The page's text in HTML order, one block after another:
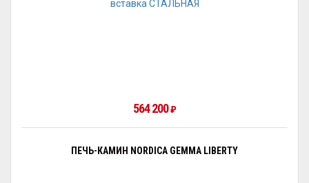
564 200₽
ПЕЧЬ-КАМИН NORDICA GEMMA LIBERTY